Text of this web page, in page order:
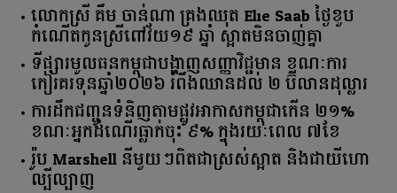
លោកស្រី គឹម ចាន់ណា គ្រងឈុត Elie Saab ថ្ងៃខួប
កំណើតកូនស្រីពៅវ័យ១៩ ឆ្នាំ ស្អាតមិនចាញ់គ្នា
ទីផ្សារ​មូលធន​កម្ពុជា​បង្ហាញ​សញ្ញា​វិជ្ជមាន​ ​ខណៈ​ការ​
កៀរគរ​ទុន​ឆ្នាំ​២០២៦​ ​រំពឹង​ឈានដល់​ ​២​ ​ប៊ីលាន​ដុល្លារ​
ការដឹកជញ្ជូនទំនិញតាមផ្លូវអាកាសកម្ពុជាកើន ២១%
ខណៈអ្នកដំណើរធ្លាក់ចុះ ៩% ក្នុងរយៈពេល ៧ខែ
រ៉ូប Marshell នីមួយៗពិតជាស្រស់ស្អាត និងជាយីហោ
ល្បីល្បាញ